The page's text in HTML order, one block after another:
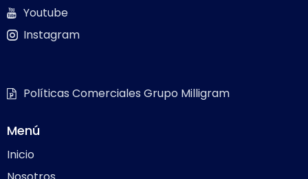
Youtube
Instagram
Políticas Comerciales Grupo Milligram
Menú
Inicio